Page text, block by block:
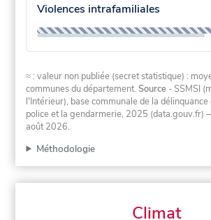
Violences intrafamiliales
≈ : valeur non publiée (secret statistique) :
communes du département.Source - SSMSI
l'Intérieur), base communale de la
police et la gendarmerie, 2025 (data.gouv.fr)
août 2026.
Méthodologie
Climat